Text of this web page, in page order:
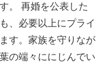
。 再婚を公表した
、必要以上にプライ
す。家族を守りなが
の端々ににじんでい